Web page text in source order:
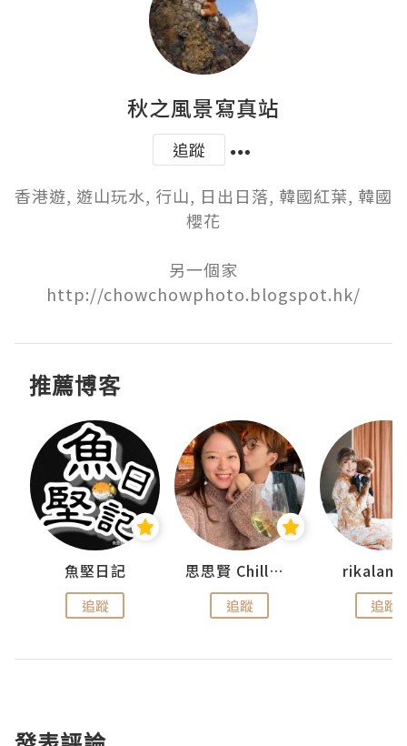
秋之風景寫真站
追蹤
香港遊, 遊山玩水, 行山, 日出日落, 韓國紅葉, 韓國
櫻花
另一個家
http://chowchowphoto.blogspot.hk/
推薦博客
魚堅日記
追蹤
思思賢 ChillMyBabe
追蹤 追蹤